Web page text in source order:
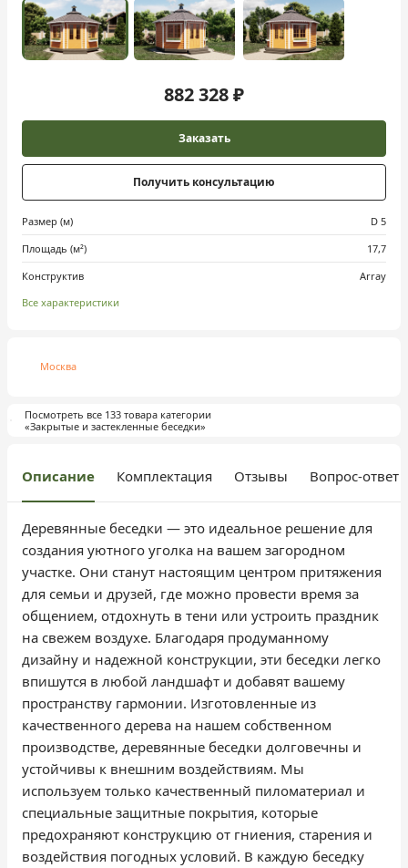
882 328 ₽
Заказать
Получить консультацию
Размер (м)
D 5
Площадь (м²)
17,7
Конструктив
Array
Все характеристики
Москва
Посмотреть все 133 товара категории
«Закрытые и застекленные беседки»
Описание Комплектация Отзывы Вопрос-ответ
Деревянные беседки — это идеальное решение для
создания уютного уголка на вашем загородном
участке. Они станут настоящим центром притяжения
для семьи и друзей, где можно провести время за
общением, отдохнуть в тени или устроить праздник
на свежем воздухе. Благодаря продуманному
дизайну и надежной конструкции, эти беседки легко
впишутся в любой ландшафт и добавят вашему
пространству гармонии. Изготовленные из
качественного дерева на нашем собственном
производстве, деревянные беседки долговечны и
устойчивы к внешним воздействиям. Мы
используем только качественный пиломатериал и
специальные защитные покрытия, которые
предохраняют конструкцию от гниения, старения и
воздействия погодных условий. В каждую беседку